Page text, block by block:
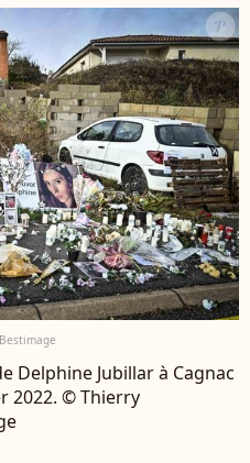
Delphine Jubillar à Cagnac
2022. © Thierry